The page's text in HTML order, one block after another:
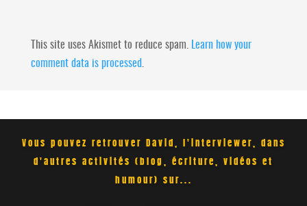
This site uses Akismet to reduce spam.
Learn how your
comment data is processed
Vous pouvez retrouver David, l'interviewer, dans
d'autres activités (blog, écriture, vidéos et
humour) sur...